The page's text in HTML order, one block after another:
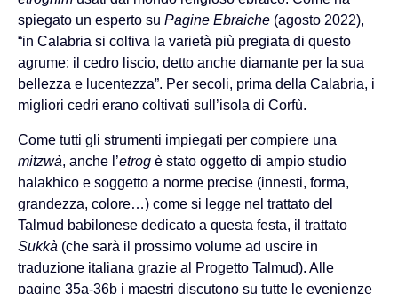
spiegato un esperto su Pagine Ebraiche (agosto 2022),
“in Calabria si coltiva la varietà più pregiata di questo
agrume: il cedro liscio, detto anche diamante per la sua
bellezza e lucentezza”. Per secoli, prima della Calabria, i
migliori cedri erano coltivati sull’isola di Corfù.
Come tutti gli strumenti impiegati per compiere una
mitzwà, anche l’etrog è stato oggetto di ampio studio
halakhico e soggetto a norme precise (innesti, forma,
grandezza, colore…) come si legge nel trattato del
Talmud babilonese dedicato a questa festa, il trattato
Sukkà (che sarà il prossimo volume ad uscire in
traduzione italiana grazie al Progetto Talmud). Alle
pagine 35a-36b i maestri discutono su tutte le evenienze